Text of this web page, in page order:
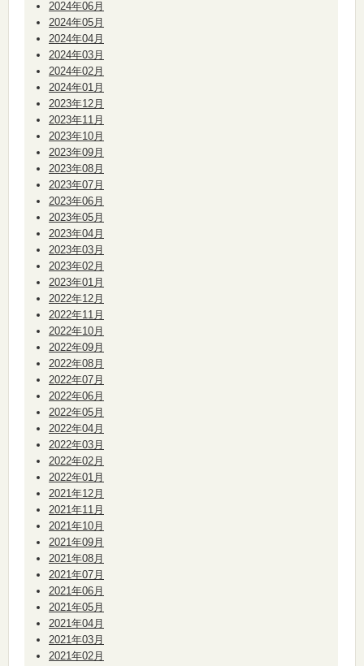
2024年06月
2024年05月
2024年04月
2024年03月
2024年02月
2024年01月
2023年12月
2023年11月
2023年10月
2023年09月
2023年08月
2023年07月
2023年06月
2023年05月
2023年04月
2023年03月
2023年02月
2023年01月
2022年12月
2022年11月
2022年10月
2022年09月
2022年08月
2022年07月
2022年06月
2022年05月
2022年04月
2022年03月
2022年02月
2022年01月
2021年12月
2021年11月
2021年10月
2021年09月
2021年08月
2021年07月
2021年06月
2021年05月
2021年04月
2021年03月
2021年02月